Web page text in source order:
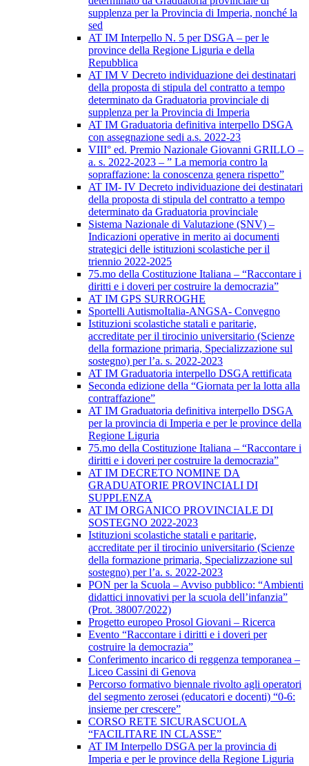
supplenza per la Provincia di Imperia, nonché la
sed
AT IM Interpello N. 5 per DSGA – per le
province della Regione Liguria e della
Repubblica
AT IM V Decreto individuazione dei destinatari
della proposta di stipula del contratto a tempo
determinato da Graduatoria provinciale di
supplenza per la Provincia di Imperia
AT IM Graduatoria definitiva interpello DSGA
con assegnazione sedi a.s. 2022-23
VIII° ed. Premio Nazionale Giovanni GRILLO –
a. s. 2022-2023 – ” La memoria contro la
sopraffazione: la conoscenza genera rispetto”
AT IM- IV Decreto individuazione dei destinatari
della proposta di stipula del contratto a tempo
determinato da Graduatoria provinciale
Sistema Nazionale di Valutazione (SNV) –
Indicazioni operative in merito ai documenti
strategici delle istituzioni scolastiche per il
triennio 2022-2025
75.mo della Costituzione Italiana – “Raccontare i
diritti e i doveri per costruire la democrazia”
AT IM GPS SURROGHE
Sportelli AutismoItalia-ANGSA- Convegno
Istituzioni scolastiche statali e paritarie,
accreditate per il tirocinio universitario (Scienze
della formazione primaria, Specializzazione sul
sostegno) per l’a. s. 2022-2023
AT IM Graduatoria interpello DSGA rettificata
Seconda edizione della “Giornata per la lotta alla
contraffazione”
AT IM Graduatoria definitiva interpello DSGA
per la provincia di Imperia e per le province della
Regione Liguria
75.mo della Costituzione Italiana – “Raccontare i
diritti e i doveri per costruire la democrazia”
AT IM DECRETO NOMINE DA
GRADUATORIE PROVINCIALI DI
SUPPLENZA
AT IM ORGANICO PROVINCIALE DI
SOSTEGNO 2022-2023
Istituzioni scolastiche statali e paritarie,
accreditate per il tirocinio universitario (Scienze
della formazione primaria, Specializzazione sul
sostegno) per l’a. s. 2022-2023
PON per la Scuola – Avviso pubblico: “Ambienti
didattici innovativi per la scuola dell’infanzia”
(Prot. 38007/2022)
Progetto europeo Prosol Giovani – Ricerca
Evento “Raccontare i diritti e i doveri per
costruire la democrazia”
Conferimento incarico di reggenza temporanea –
Liceo Cassini di Genova
Percorso formativo biennale rivolto agli operatori
del segmento zerosei (educatori e docenti) “0-6:
insieme per crescere”
CORSO RETE SICURASCUOLA
“FACILITARE IN CLASSE”
AT IM Interpello DSGA per la provincia di
Imperia e per le province della Regione Liguria